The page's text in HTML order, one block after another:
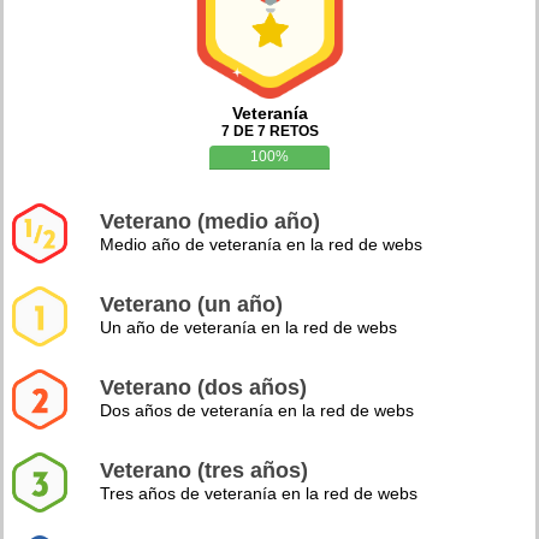
Veteranía
7 DE 7 RETOS
100%
Veterano (medio año)
Medio año de veteranía en la red de webs
Veterano (un año)
Un año de veteranía en la red de webs
Veterano (dos años)
Dos años de veteranía en la red de webs
Veterano (tres años)
Tres años de veteranía en la red de webs